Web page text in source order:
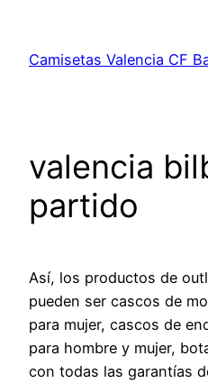
contenido
Camisetas Valencia CF
valencia
partido
Así, los productos de
pueden ser cascos de
para mujer, cascos de
para hombre y mujer,
con todas las garantías